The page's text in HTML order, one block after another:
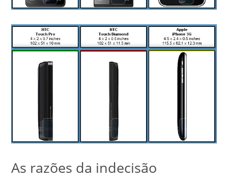
As razões da indecisão